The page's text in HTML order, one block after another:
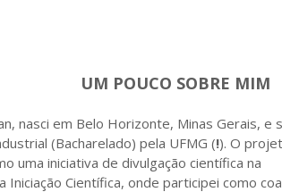
UM POUCO SOBRE MIM
em Belo Horizonte, Minas Gerais, e
(Bacharelado) pela UFMG (!). O
uma iniciativa de divulgação científica na
Iniciação Científica, onde participei como